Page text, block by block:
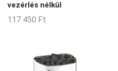
vezérlés nélkül
117 450 Ft